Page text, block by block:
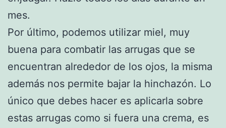
mes.
Por último, podemos utilizar miel, muy
buena para combatir las arrugas que se
encuentran alrededor de los ojos, la misma
además nos permite bajar la hinchazón. Lo
único que debes hacer es aplicarla sobre
estas arrugas como si fuera una crema, es